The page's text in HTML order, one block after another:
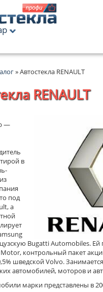
» Автостекла RENAULT
RENAULT
—
в
под
а
Bugatti Automobiles. Ей
контрольный пакет
шведской Volvo.
автомобилей, моторов и
марки представлены в